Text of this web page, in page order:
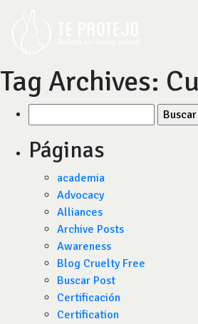
Tag Archives:
por:
Páginas
academia
Advocacy
Alliances
Archive Posts
Awareness
Blog Cruelty Free
Buscar Post
Certificación
Certification